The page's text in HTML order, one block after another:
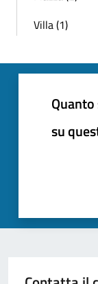
Villa (1)
su